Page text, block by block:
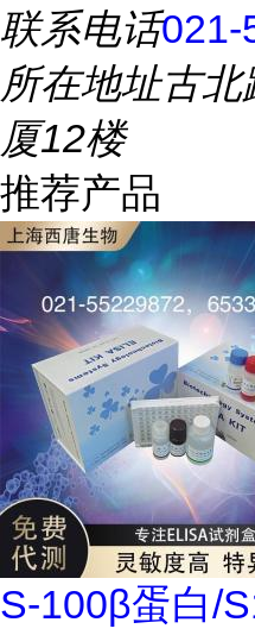
联系电话021-
所在地址古北
厦12楼
推荐产品
S-100β蛋白/